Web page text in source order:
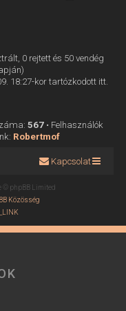
0 rejtett és 50 vendég
18:27-kor tartózkodott itt.
567• Felhasználók
Robertmof
Kapcsolat
© phpBB Limited
Közösség